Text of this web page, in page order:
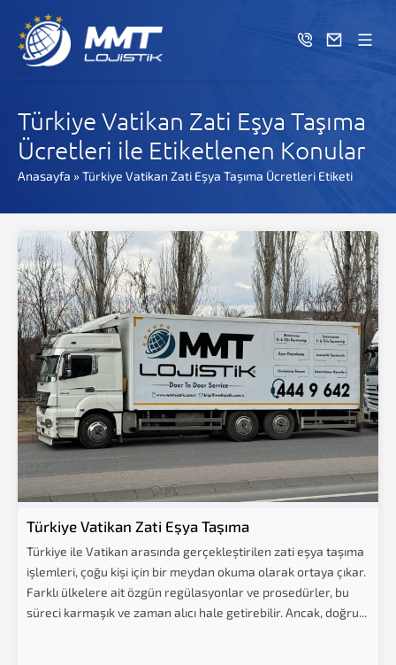
Türkiye Vatikan Zati Eşya Taşıma
Ücretleri ile Etiketlenen Konular
Anasayfa » Türkiye Vatikan Zati Eşya Taşıma Ücretleri Etiketi
Türkiye Vatikan Zati Eşya Taşıma
Türkiye ile Vatikan arasında gerçekleştirilen zati eşya taşıma
işlemleri, çoğu kişi için bir meydan okuma olarak ortaya çıkar.
Farklı ülkelere ait özgün regülasyonlar ve prosedürler, bu
süreci karmaşık ve zaman alıcı hale getirebilir. Ancak, doğru...